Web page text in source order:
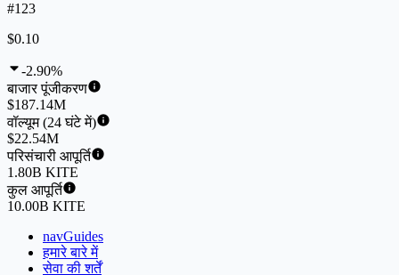
#123
$0.10
-2.90%
बाजार पूंजीकरण
$187.14M
वॉल्यूम (24 घंटे में)
$22.54M
परिसंचारी आपूर्ति
1.80B KITE
कुल आपूर्ति
10.00B KITE
navGuides
हमारे बारे में
सेवा की शर्तें